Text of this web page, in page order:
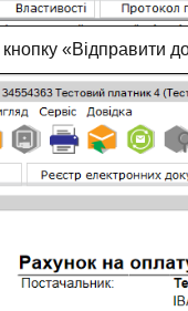
«Відправити